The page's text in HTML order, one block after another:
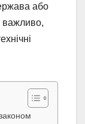
або
важливо,